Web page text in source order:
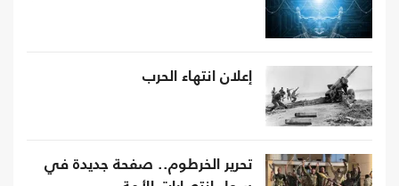
إعلان انتهاء الحرب
تحرير الخرطوم.. صفحة جديدة في